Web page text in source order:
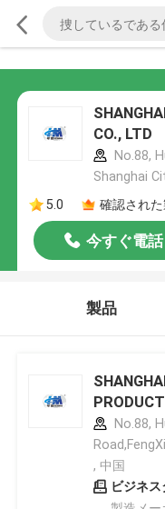
CO., LTD
No.88,
Shanghai
5.0
確認され
今すぐ電話
製品
No.88,
, 中国
ビジネス